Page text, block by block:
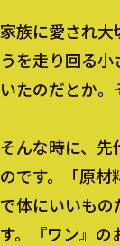
家族に愛され
うを走り回る
いたのだとか。
そんな時に、
のです。「原
で体にいいも
す。『ワン』の